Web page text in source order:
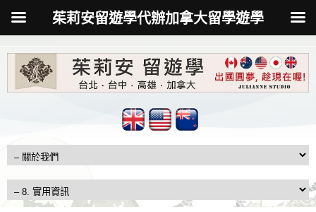
茱莉安留遊學代辦加拿大留學遊學